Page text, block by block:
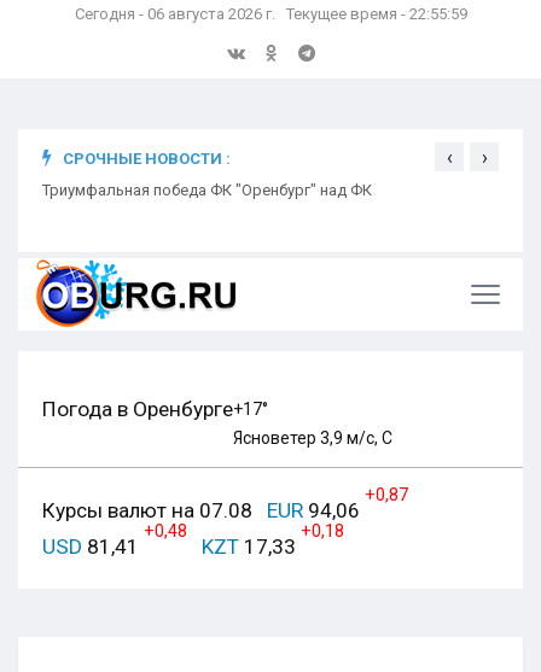
Сегодня - 06 августа 2026 г. Текущее время - 22:56:00
СРОЧНЫЕ НОВОСТИ :
Триумфальная победа ФК "Оренбург" над ФК
‹ ›
Погода в Оренбурге+17°
Ясноветер 3,9 м/с, С
Курсы валют на 07.08 EUR 94,06
+0,87
USD 81,41
+0,48
KZT 17,33
+0,18